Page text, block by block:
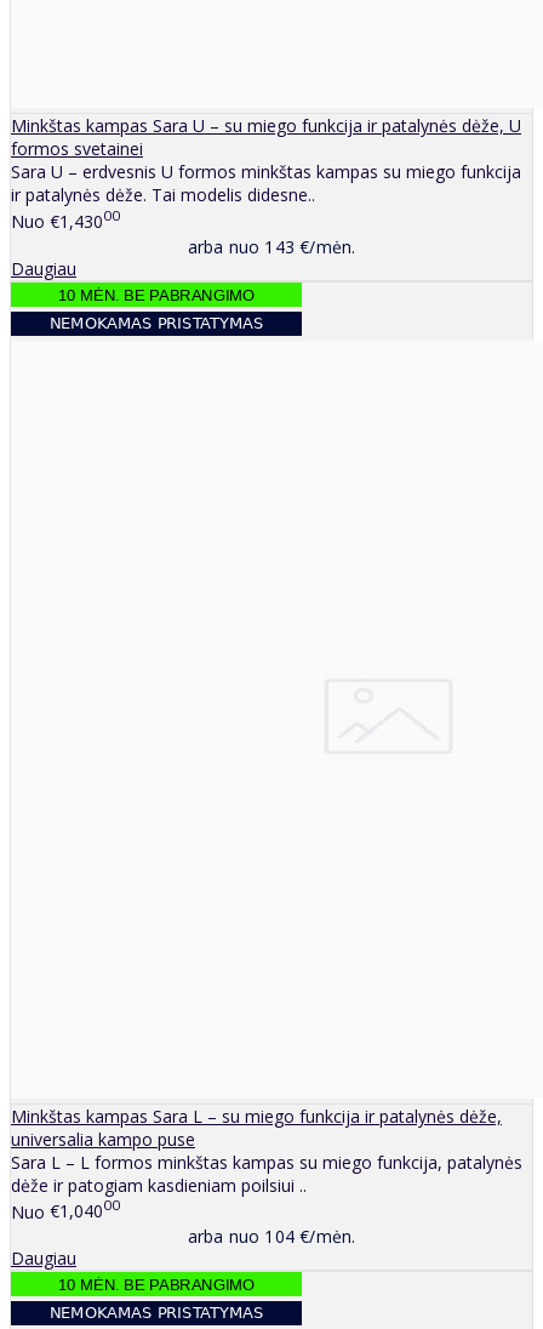
Minkštas kampas Sara U – su miego funkcija ir patalynės dėže, U
formos svetainei
Sara U – erdvesnis U formos minkštas kampas su miego funkcija
ir patalynės dėže. Tai modelis didesne..
Nuo €1,43000
arba nuo 143 €/mėn.
Daugiau
Minkštas kampas Sara L – su miego funkcija ir patalynės dėže,
universalia kampo puse
Sara L – L formos minkštas kampas su miego funkcija, patalynės
dėže ir patogiam kasdieniam poilsiui ..
Nuo €1,04000
arba nuo 104 €/mėn.
Daugiau